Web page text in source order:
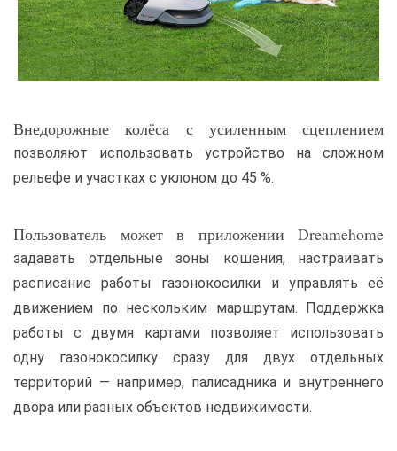
Внедорожные колёса с усиленным сцеплением
позволяют использовать устройство на сложном
рельефе и участках с уклоном до 45 %.
Пользователь может в приложении Dreamehome
задавать отдельные зоны кошения, настраивать
расписание работы газонокосилки и управлять её
движением по нескольким маршрутам. Поддержка
работы с двумя картами позволяет использовать
одну газонокосилку сразу для двух отдельных
территорий — например, палисадника и внутреннего
двора или разных объектов недвижимости.